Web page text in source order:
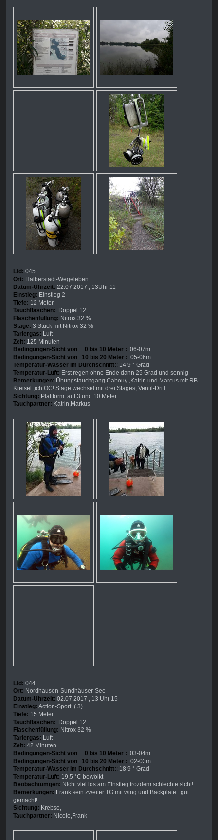
Lfd: 045
Ort: Halberstadt-Wegeleben
Datum-Uhrzeit: 22.07.2017 , 13Uhr 11
Einstieg: Einstieg 2
Tiefe: 12 Meter
Tauchflaschen: Doppel 12
Flaschenfüllung: Nitrox 32 %
Stage: 3 Stück mit Nitrox 32 %
Tariergas: Luft
Zeit: 125 Minuten
Bedingungen-Sicht von 0 bis 10 Meter : 06-07m
Bedingungen-Sicht von 10 bis 20 Meter : 05-06m
Temperatur-Wasser im Durchschnitt:: 14,9 ° Grad
Temperatur-Luft: Erst regen ohne Ende dann 25 Grad und sonnig
Bemerkungen: Übungstauchgang Cabouy ,Katrin und Marcus mit RB
Kreisel ,ich OC! Stage wechsel mit drei Stages, Ventil-Drill
Sichtung: Plattform. auf 3 und 10 Meter
Tauchpartner: Katrin,Markus
Lfd: 044
Ort: Nordhausen-Sundhäuser-See
Datum-Uhrzeit: 02.07.2017 , 13 Uhr 15
Einstieg: Action-Sport ( 3)
Tiefe: 15 Meter
Tauchflaschen: Doppel 12
Flaschenfüllung: Nitrox 32 %
Tariergas: Luft
Zeit: 42 Minuten
Bedingungen-Sicht von 0 bis 10 Meter : 03-04m
Bedingungen-Sicht von 10 bis 20 Meter : 02-03m
Temperatur-Wasser im Durchschnitt:: 18,9 ° Grad
Temperatur-Luft: 19,5 °C bewölkt
Beobachtumgen: Nicht viel los am Einstieg trozdem schlechte sicht!
Bemerkungen: Frank sein zweiter TG mit wing und Backplate...gut
gemacht!
Sichtung: Krebse,
Tauchpartner: Nicole,Frank